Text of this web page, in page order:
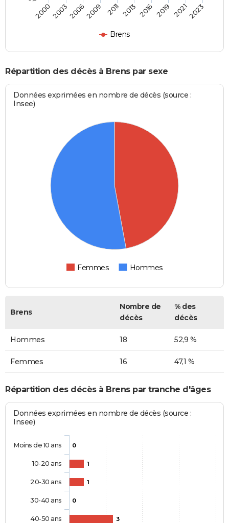
Brens
2000200320062009 2011 2013 2016 2019 20212023
Répartition des décès à Brens par sexe
Données exprimées en nombre de décès (source :
Insee)
Femmes Hommes
Brens
Nombre de
décès
% des
décès
Hommes 18 52,9 %
Femmes 16 47,1 %
Répartition des décès à Brens par tranche d'âges
Données exprimées en nombre de décès (source :
Insee)
0
1
1
0
3
Moins de 10 ans
10-20 ans
20-30 ans
30-40 ans
40-50 ans